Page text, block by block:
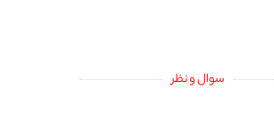
سوال و نظر